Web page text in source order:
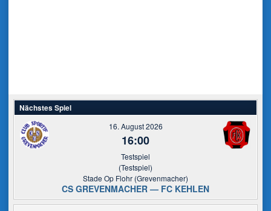
Nächstes Spiel
16. August 2026
16:00
Testspiel
(Testspiel)
Stade Op Flohr (Grevenmacher)
CS GREVENMACHER — FC KEHLEN